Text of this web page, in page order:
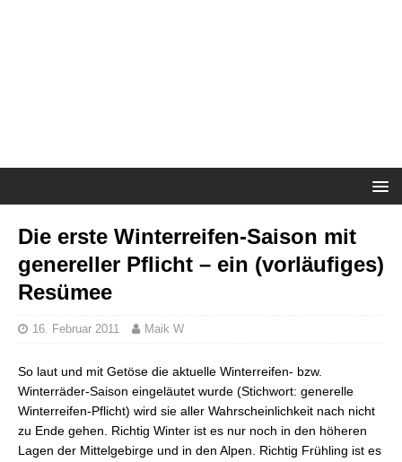
Die erste Winterreifen-Saison mit
genereller Pflicht – ein (vorläufiges)
Resümee
16. Februar 2011 Maik W
So laut und mit Getöse die aktuelle Winterreifen- bzw.
Winterräder-Saison eingeläutet wurde (Stichwort: generelle
Winterreifen-Pflicht) wird sie aller Wahrscheinlichkeit nach nicht
zu Ende gehen. Richtig Winter ist es nur noch in den höheren
Lagen der Mittelgebirge und in den Alpen. Richtig Frühling ist es